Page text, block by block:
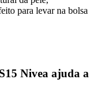
para levar na bolsa
Nivea ajuda a